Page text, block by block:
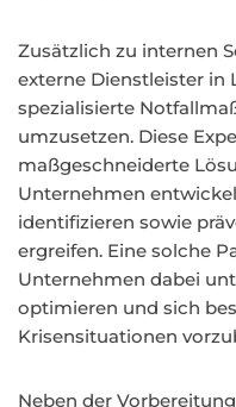
Zusätzlich zu internen
externe Dienstleister in
spezialisierte
umzusetzen. Diese
maßgeschneiderte
Unternehmen
identifizieren sowie
ergreifen. Eine solche
Unternehmen dabei
optimieren und sich
Krisensituationen
Neben der